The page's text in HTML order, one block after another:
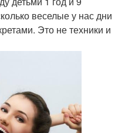
веселые у нас дни
Это не техники и